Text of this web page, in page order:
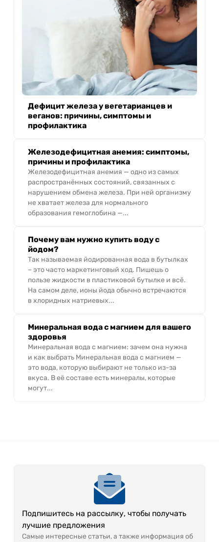
Дефицит железа у вегетарианцев и
веганов: причины, симптомы и
профилактика
Железодефицитная анемия: симптомы,
причины и профилактика
Железодефицитная анемия — одно из самых
распространённых состояний, связанных с
нарушением обмена железа. При ней организму
не хватает железа для нормального
образования гемоглобина —...
Почему вам нужно купить воду с
йодом?
Так называемая йодированная вода в бутылках
– это часто маркетинговый ход. Пишешь о
пользе жидкости в пластиковой бутылке и всё.
На самом деле, ионы йода обычно встречаются
в хлоридных натриевых...
Минеральная вода с магнием для вашего
здоровья
Минеральная вода с магнием: зачем она нужна
и как выбрать Минеральная вода с магнием —
это вода, которую выбирают не только из-за
вкуса. В её составе есть минералы, которые
могут...
Подпишитесь на рассылку, чтобы получать
лучшие предложения
Самые интересные статьи, а также информация об